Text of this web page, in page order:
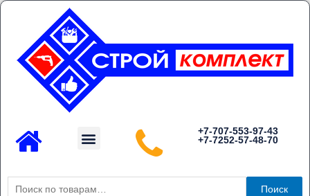
Перейти
содержимому
Menu
+7-707-553-97-43
+7-7252-57-48-70
Искать:
Поиск